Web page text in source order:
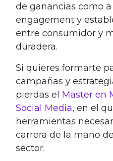
de ganancias como
engagement y
entre consumidor y
duradera.
Si quieres formarte
campañas y
pierdas el Master en
Social Media, en el
herramientas
carrera de la mano
sector.